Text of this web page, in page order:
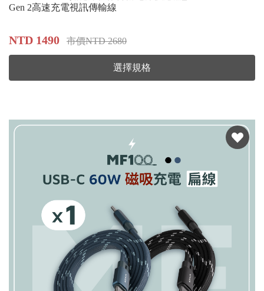
Gen 2高速充電視訊傳輸線
NTD 1490 市價NTD 2680
選擇規格